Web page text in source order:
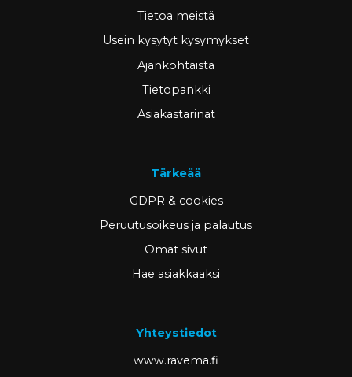
Tietoa meistä
Usein kysytyt kysymykset
Ajankohtaista
Tietopankki
Asiakastarinat
Tärkeää
GDPR & cookies
Peruutusoikeus ja palautus
Omat sivut
Hae asiakkaaksi
Yhteystiedot
www.ravema.fi